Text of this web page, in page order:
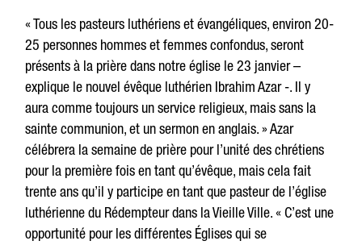
« Tous les pasteurs luthériens et évangéliques, environ 20-
25 personnes hommes et femmes confondus, seront
présents à la prière dans notre église le 23 janvier –
explique le nouvel évêque luthérien Ibrahim Azar -. Il y
aura comme toujours un service religieux, mais sans la
sainte communion, et un sermon en anglais. » Azar
célébrera la semaine de prière pour l’unité des chrétiens
pour la première fois en tant qu’évêque, mais cela fait
trente ans qu’il y participe en tant que pasteur de l’église
luthérienne du Rédempteur dans la Vieille Ville. « C’est une
opportunité pour les différentes Églises qui se